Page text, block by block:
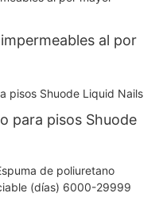
al por
para pisos Shuode